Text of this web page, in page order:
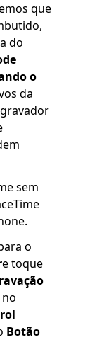
que
do
o
da
sem
o
e toque
Botão